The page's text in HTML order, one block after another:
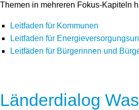
Themen in mehreren Fokus-Kapiteln
Leitfaden für Kommunen
Leitfaden für
Leitfäden für Bürgerinnen und
Länderdialog